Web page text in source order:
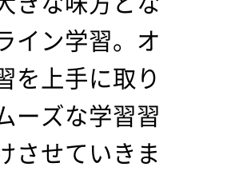
イン学習。オ
を上手に取り
ーズな学習習
させていきま